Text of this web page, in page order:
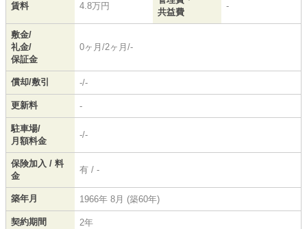
賃料 4.8万円
共益費
-
敷金/
礼金/
保証金
0ヶ月/2ヶ月/-
償却/敷引 -/-
更新料 -
駐車場/
月額料金
-/-
保険加入 / 料
金
有 / -
築年月 1966年 8月 (築60年)
契約期間 2年